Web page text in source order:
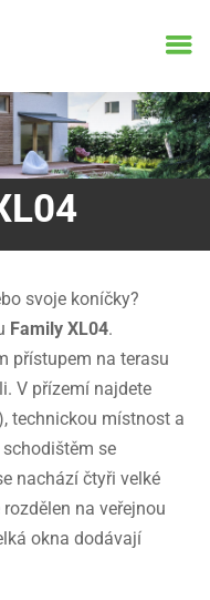
svoje koníčky?
Family XL04.
přístupem na terasu
V přízemí najdete
technickou místnost a
se
nachází čtyři velké
na veřejnou
okna dodávají